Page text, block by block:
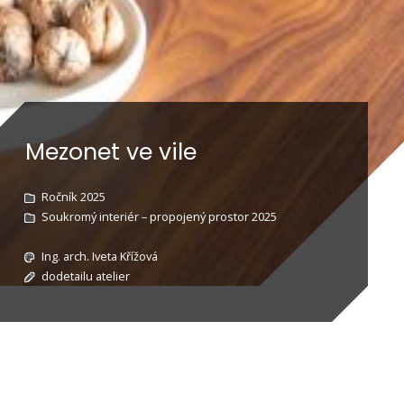
Mezonet ve vile
Ročník 2025
Soukromý interiér – propojený prostor 2025
Ing. arch. Iveta Křížová
dodetailu atelier